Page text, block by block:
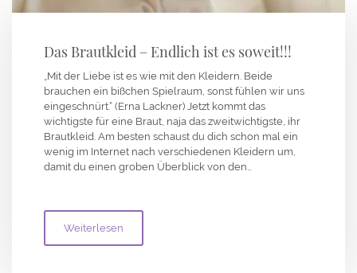
Das Brautkleid – Endlich ist es soweit!!!
„Mit der Liebe ist es wie mit den Kleidern. Beide
brauchen ein bißchen Spielraum, sonst fühlen wir uns
eingeschnürt.“ (Erna Lackner) Jetzt kommt das
wichtigste für eine Braut, naja das zweitwichtigste, ihr
Brautkleid. Am besten schaust du dich schon mal ein
wenig im Internet nach verschiedenen Kleidern um,
damit du einen groben Überblick von den…
Weiterlesen